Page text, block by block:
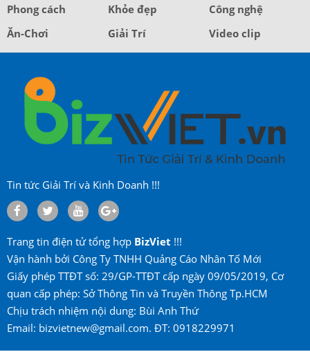
Phong cách
Khỏe đẹp
Công nghệ
Ăn-Chơi
Giải Trí Video clip
Tin tức Giải Trí và Kinh Doanh !!!
Trang tin điện tử tổng hợp BizViet !!!
Vận hành bởi Công Ty TNHH Quảng Cáo Nhân Tố Mới
Giấy phép TTĐT số: 29/GP-TTĐT cấp ngày 09/05/2019, Cơ
quan cấp phép: Sở Thông Tin và Truyền Thông Tp.HCM
Chịu trách nhiệm nội dung: Bùi Anh Thứ
Email: bizvietnew@gmail.com. ĐT: 0918229971